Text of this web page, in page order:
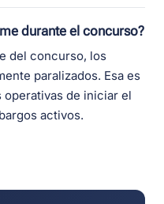
durante el concurso?
del concurso, los
paralizados. Esa es
operativas de iniciar el
activos.